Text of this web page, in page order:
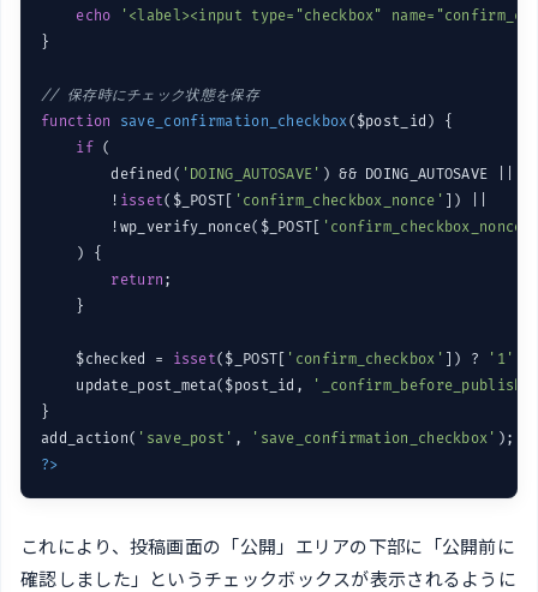
echo
'<label><input type="checkbox"
}
// 保存時にチェック状態を保存
function
save_confirmation_checkbox($post_id)
{
if (
        defined(
'DOING_AUTOSAVE' ) && DOING_AUTOSAVE ||
        !
isset($_POST[ 'confirm_checkbox_nonce' ]) ||
        !wp_verify_nonce($_POST[
'confirm_checkbox_nonce'
    ) {
return ;
    }
    $checked =
isset($_POST[ 'confirm_checkbox' ]) ? '1'
    update_post_meta($post_id,
'_confirm_before_publish'
}
add_action( 'save_post' , 'save_confirmation_checkbox'
?>
これにより、投稿画面の「公開」エリアの下部に「公開前に
確認しました」というチェックボックスが表示されるように